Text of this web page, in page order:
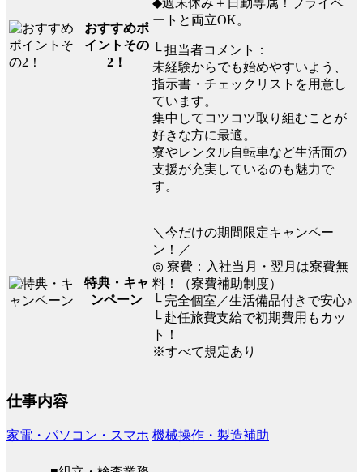
おすすめポ
イントその
2！
ートと両立OK。
└ 担当者コメント：
未経験からでも始めやすいよう、
指示書・チェックリストを用意し
ています。
集中してコツコツ取り組むことが
好きな方に最適。
寮やレンタル自転車など生活面の
支援が充実しているのも魅力で
す。
特典・キャ
ンペーン
＼今だけの期間限定キャンペー
ン！／
◎ 寮費：入社当月・翌月は寮費無
料！（寮費補助制度）
└ 完全個室／生活備品付きで安心♪
└ 赴任旅費支給で初期費用もカッ
ト！
※すべて規定あり
仕事内容
家電・パソコン・スマホ 機械操作・製造補助